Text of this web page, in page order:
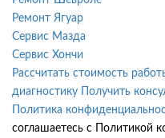
Ремонт Ягуар
Сервис Мазда
Сервис Хончи
Рассчитать стоимость
диагностику
Получить
Политика
соглашаетесь с Политикой